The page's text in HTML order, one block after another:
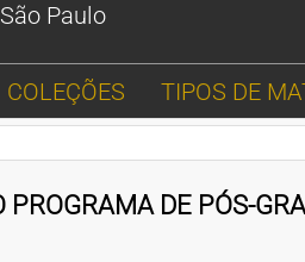
Paulo
COLEÇÕES TIPOS DE
PROGRAMA DE PÓS-